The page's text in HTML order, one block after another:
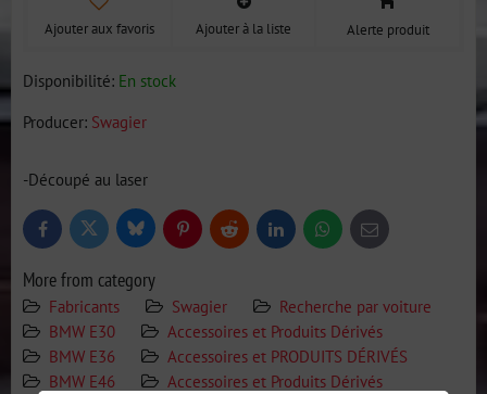
Ajouter aux favoris Ajouter à la liste Alerte produit
Disponibilité: En stock
Producer: Swagier
-Découpé au laser
FacebookTwitter BlueskyPinterestReddit LinkedInWhatsApp
E-
mail
More from category
Fabricants Swagier
Recherche par voiture
BMW E30
Accessoires et Produits Dérivés
BMW E36
Accessoires et PRODUITS DÉRIVÉS
BMW E46
Accessoires et Produits Dérivés